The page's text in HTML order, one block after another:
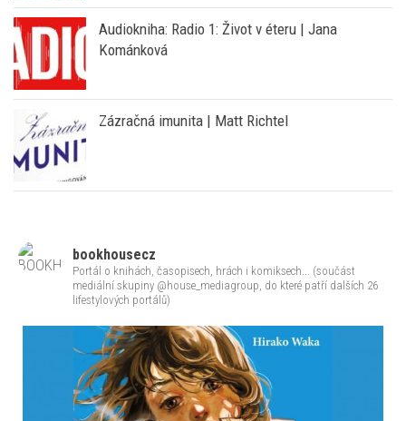
Audiokniha: Radio 1: Život v éteru | Jana
Kománková
Zázračná imunita | Matt Richtel
bookhousecz
Portál o knihách, časopisech, hrách i komiksech... (součást
mediální skupiny @house_mediagroup, do které patří dalších 26
lifestylových portálů)